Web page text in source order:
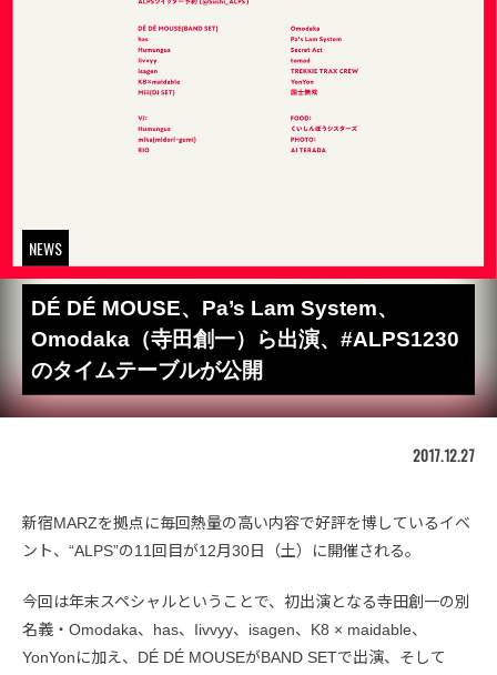
NEWS
DÉ DÉ MOUSE、Pa’s Lam System、
Omodaka（寺田創一）ら出演、#ALPS1230
のタイムテーブルが公開
2017.12.27
新宿MARZを拠点に毎回熱量の高い内容で好評を博しているイベ
ント、“ALPS”の11回目が12月30日（土）に開催される。
今回は年末スペシャルということで、初出演となる寺田創一の別
名義・Omodaka、has、Iivvyy、isagen、K8 × maidable、
YonYonに加え、DÉ DÉ MOUSEがBAND SETで出演、そして